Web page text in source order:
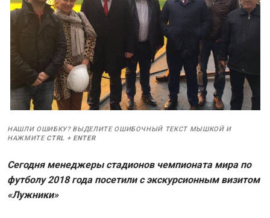
НАШЛИ ОШИБКУ? ВЫДЕЛИТЕ ОШИБОЧНЫЙ ТЕКСТ МЫШКОЙ И
НАЖМИТЕ CTRL + ENTER
Сегодня менеджеры стадионов чемпионата мира по
футболу 2018 года посетили с экскурсионным визитом
«Лужники»